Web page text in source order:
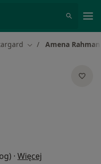
Zmień miasto
Amena
· Więcej